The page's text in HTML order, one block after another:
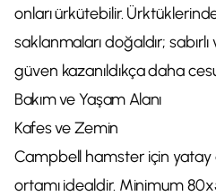
onları ürkütebilir.
saklanmaları doğaldır;
güven kazanıldıkça daha
Bakım ve Yaşam Alanı
Kafes ve Zemin
Campbell hamster için yatay
ortamı idealdir. Minimum